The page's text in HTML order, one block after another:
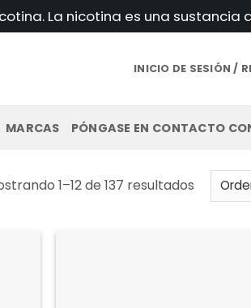
La nicotina es una
INICIO DE SESIÓN /
MARCAS PÓNGASE EN CONTACTO
1–12 de 137 resultados
por